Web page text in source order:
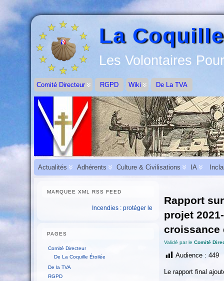
La
Les Volontaires
Comité Directeur RGPD Wiki De La TVA
Actualités Adhérents Culture & Civilisations IA
MARQUEE XML RSS FEED
Incendies : protéger les salariés et assurer la continuité de
PAGES
Comité Directeur
De La Coquille Étoilée
De la TVA
RGPD
Rapport
projet
croissance
Validé par le Comité
Audience : 449
Le rapport final